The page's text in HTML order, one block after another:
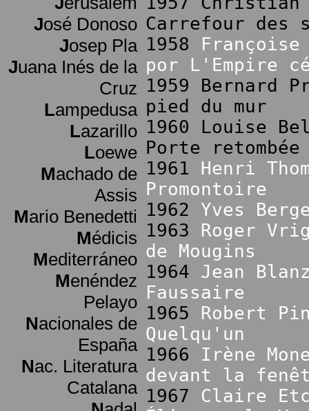
José Donoso
Josep Pla
Juana Inés de la
Cruz
Lampedusa
Lazarillo
Loewe
Machado de
Assis
Mario Benedetti
Médicis
Mediterráneo
Menéndez
Pelayo
Nacionales de
España
Nac. Literatura
Catalana
Carrefour des
1958
por L'Empire
1959 Bernard
pied du mur
1960 Louise
Porte retombée
1961 Henri
Promontoire
1962 Yves
1963 Roger
de Mougins
1964 Jean
Faussaire
1965 Robert
Quelqu'un
1966 Irène
devant la
1967 Claire